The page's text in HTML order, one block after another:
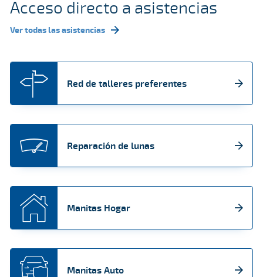
Acceso directo a asistencias
Ver todas las asistencias
Red de talleres preferentes
Reparación de lunas
Manitas Hogar
Manitas Auto